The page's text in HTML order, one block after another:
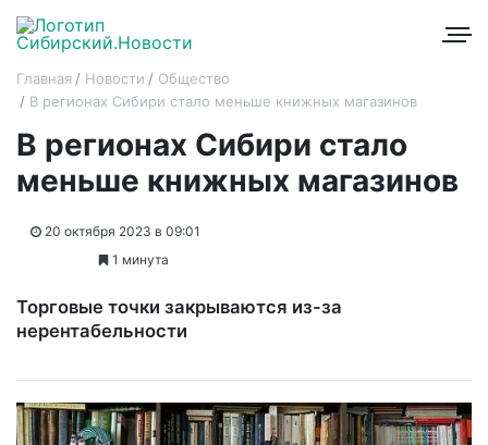
Главная Новости
Общество
В регионах Сибири стало меньше книжных магазинов
В регионах Сибири стало
меньше книжных магазинов
20 октября 2023 в 09:01
1 минута
Торговые точки закрываются из-за
нерентабельности